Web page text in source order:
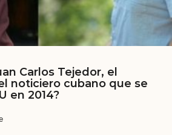
Carlos Tejedor, el
noticiero cubano que se
en 2014?